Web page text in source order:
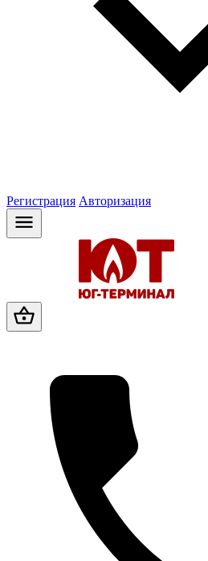
Регистрация Авторизация